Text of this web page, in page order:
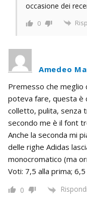
occasione dei
0
Amedeo
Premesso che meglio
poteva fare, questa è
colletto, pulita, senza
secondo me è il font
Anche la seconda mi
delle righe Adidas
monocromatico (ma
Voti: 7,5 alla prima;
0 Rispondi